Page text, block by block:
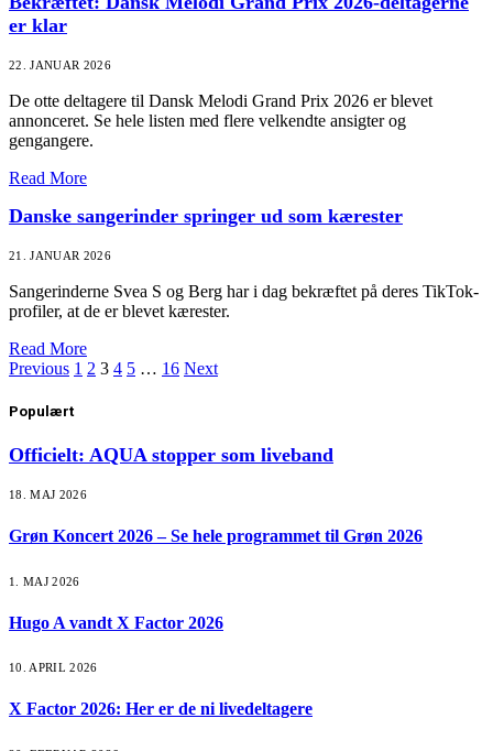
er klar
22. JANUAR 2026
De otte deltagere til Dansk Melodi Grand Prix 2026 er blevet
annonceret. Se hele listen med flere velkendte ansigter og
gengangere.
Read More
Danske sangerinder springer ud som kærester
21. JANUAR 2026
Sangerinderne Svea S og Berg har i dag bekræftet på deres TikTok-
profiler, at de er blevet kærester.
Read More
Previous 1 2 3 4 5 … 16 Next
Populært
Officielt: AQUA stopper som liveband
18. MAJ 2026
Grøn Koncert 2026 – Se hele programmet til Grøn 2026
1. MAJ 2026
Hugo A vandt X Factor 2026
10. APRIL 2026
X Factor 2026: Her er de ni livedeltagere